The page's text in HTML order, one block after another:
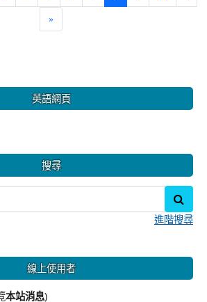
»
英語網頁
搜尋
進階搜尋
線上使用者
本站消息)